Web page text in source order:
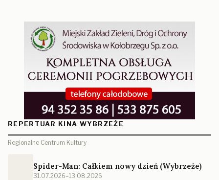
REPERTUAR KINA WYBRZEŻE
Regionalne Centrum Kultury
Spider-Man: Całkiem nowy dzień (Wybrzeże)
31.07.2026–13.08.2026